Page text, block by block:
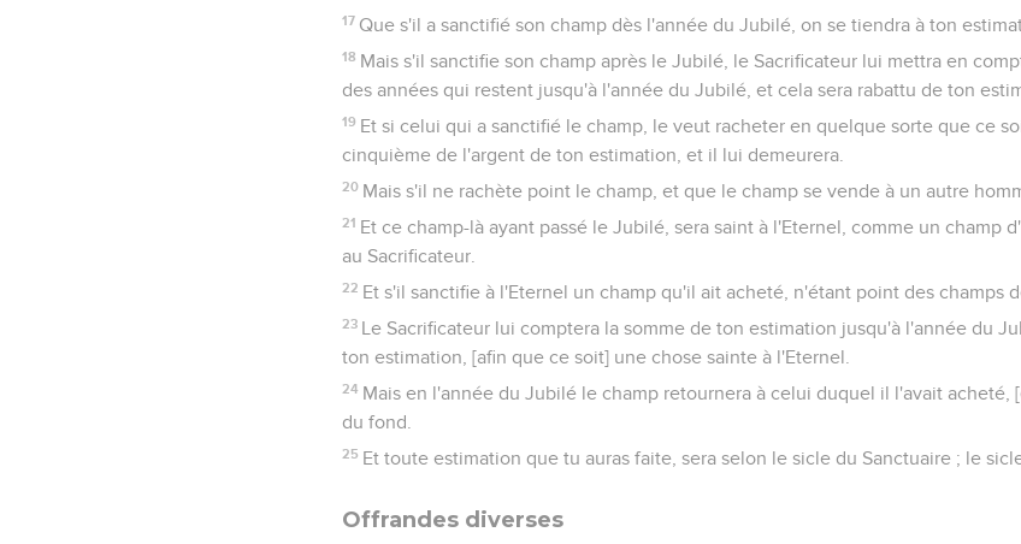
17 Que s'il a sanctifié son champ dès l'année du Jubilé, on se tiendra à ton
18 Mais s'il sanctifie son champ après le Jubilé, le Sacrificateur lui mettra en
des années qui restent jusqu'à l'année du Jubilé, et cela sera rabattu de ton
19 Et si celui qui a sanctifié le champ, le veut racheter en quelque sorte que ce
cinquième de l'argent de ton estimation, et il lui demeurera.
20 Mais s'il ne rachète point le champ, et que le champ se vende à un autre
21 Et ce champ-là ayant passé le Jubilé, sera saint à l'Eternel, comme un champ
au Sacrificateur.
22 Et s'il sanctifie à l'Eternel un champ qu'il ait acheté, n'étant point des champs
23 Le Sacrificateur lui comptera la somme de ton estimation jusqu'à l'année du
ton estimation, [afin que ce soit] une chose sainte à l'Eternel.
24 Mais en l'année du Jubilé le champ retournera à celui duquel il l'avait acheté,
du fond.
25 Et toute estimation que tu auras faite, sera selon le sicle du Sanctuaire ; le
Offrandes diverses